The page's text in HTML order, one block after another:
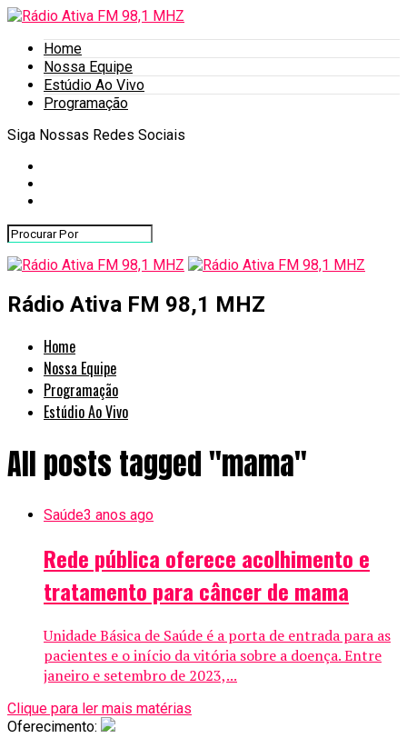
Home
Nossa Equipe
Estúdio Ao Vivo
Programação
Siga Nossas Redes Sociais
Rádio Ativa FM 98,1 MHZ
Home
Nossa Equipe
Programação
Estúdio Ao Vivo
All posts tagged "mama"
Saúde3 anos ago
Rede pública oferece acolhimento e
tratamento para câncer de mama
Unidade Básica de Saúde é a porta de entrada para as
pacientes e o início da vitória sobre a doença. Entre
janeiro e setembro de 2023,...
Clique para ler mais matérias
Oferecimento: